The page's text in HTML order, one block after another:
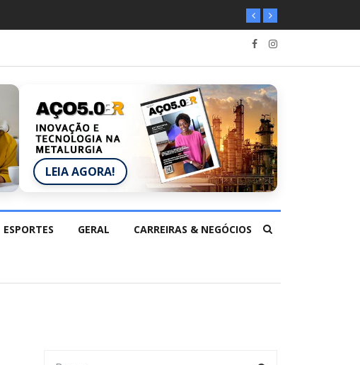
LEIA AGORA!
ESPORTES GERAL CARREIRAS & NEGÓCIOS